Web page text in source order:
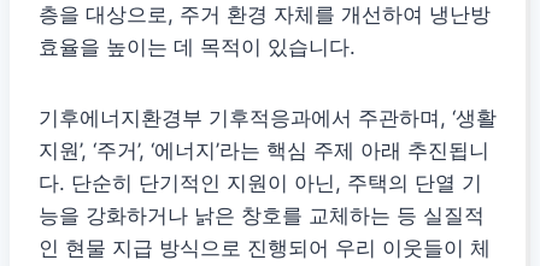
층을 대상으로, 주거 환경 자체를 개선하여 냉난방
효율을 높이는 데 목적이 있습니다.
기후에너지환경부 기후적응과에서 주관하며, ‘생활
지원’, ‘주거’, ‘에너지’라는 핵심 주제 아래 추진됩니
다. 단순히 단기적인 지원이 아닌, 주택의 단열 기
능을 강화하거나 낡은 창호를 교체하는 등 실질적
인 현물 지급 방식으로 진행되어 우리 이웃들이 체